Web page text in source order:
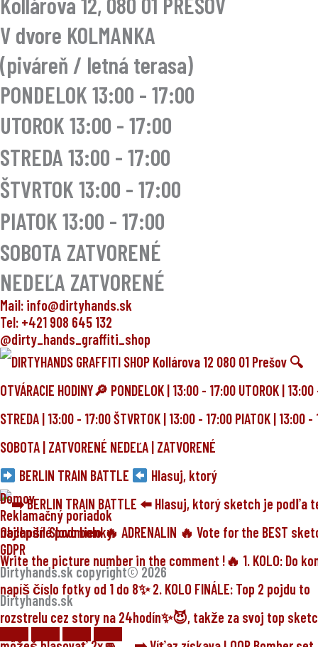
V dvore KOLMANKA
(piváreň / letná terasa)
PONDELOK 13:00 - 17:00
UTOROK 13:00 - 17:00
STREDA 13:00 - 17:00
ŠTVRTOK 13:00 - 17:00
PIATOK 13:00 - 17:00
SOBOTA ZATVORENÉ
NEDEĽA ZATVORENÉ
Mail: info@dirtyhands.sk
Tel: +421 908 645 132
@dirty_hands_graffiti_shop
BERLIN TRAIN BATTLE
Hlasuj, ktorý
Domov
Reklamačný poriadok
Obchodné podmienky
GDPR
Dirtyhands.sk copyright© 2026
Dirtyhands.sk